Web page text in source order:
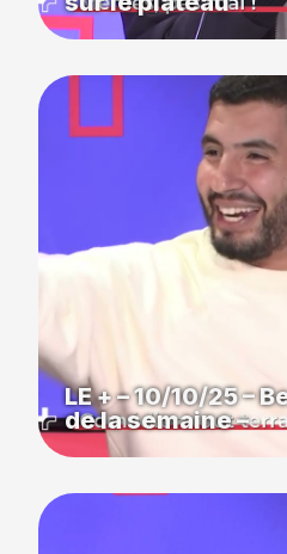
LE + – 10/10/25 –
de la semaine –